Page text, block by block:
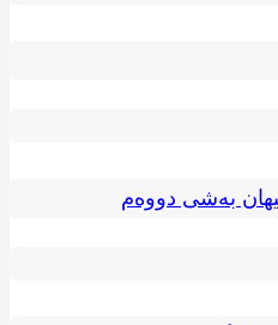
بەشی دووەم